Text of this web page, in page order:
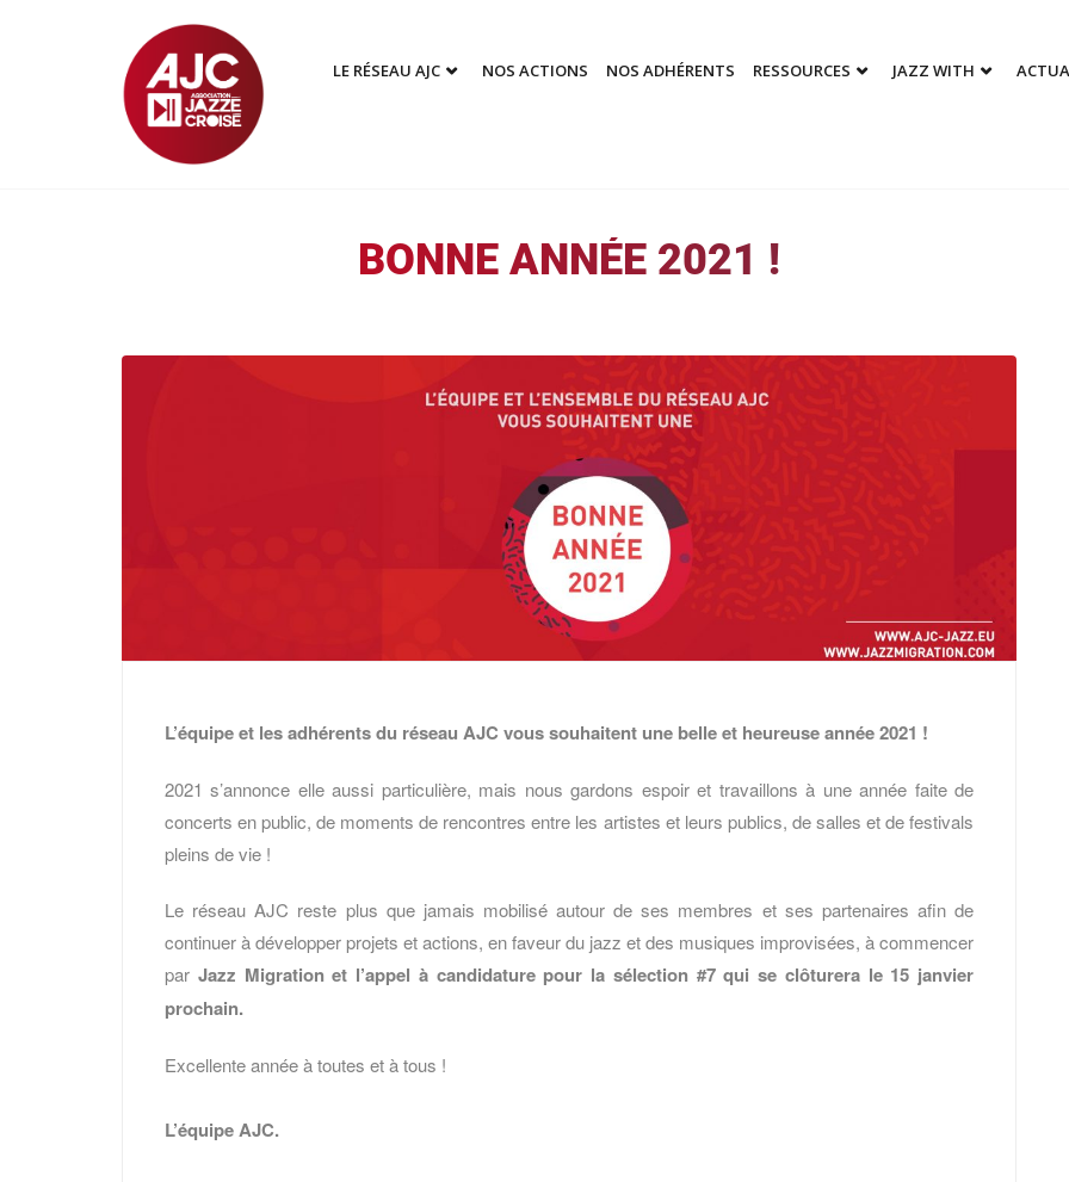
LE RÉSEAU AJC NOS ACTIONS NOS ADHÉRENTS RESSOURCES JAZZ WITH
BONNE ANNÉE 2021 !
L’équipe et les adhérents du réseau AJC vous souhaitent une belle et heureuse année 2021 !
2021 s’annonce elle aussi particulière, mais nous gardons espoir et travaillons à une année faite de
concerts en public, de moments de rencontres entre les artistes et leurs publics, de salles et de festivals
pleins de vie !
Le réseau AJC reste plus que jamais mobilisé autour de ses membres et ses partenaires afin de
continuer à développer projets et actions, en faveur du jazz et des musiques improvisées, à commencer
par Jazz Migration et l’appel à candidature pour la sélection #7 qui se clôturera le 15 janvier
prochain.
Excellente année à toutes et à tous !
L’équipe AJC.